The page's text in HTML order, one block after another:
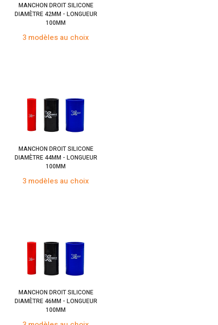
MANCHON DROIT SILICONE
DIAMÈTRE 42MM - LONGUEUR
100MM
3 modèles au choix
MANCHON DROIT SILICONE
DIAMÈTRE 44MM - LONGUEUR
100MM
3 modèles au choix
MANCHON DROIT SILICONE
DIAMÈTRE 46MM - LONGUEUR
100MM